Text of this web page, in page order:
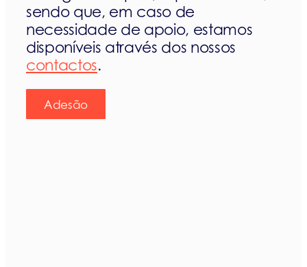
sendo que, em caso de
necessidade de apoio, estamos
disponíveis através dos nossos
contactos.
Adesão